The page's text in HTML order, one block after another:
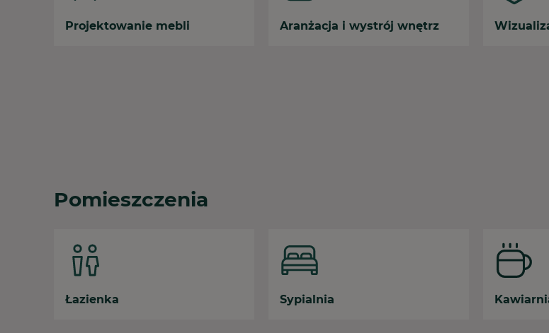
Projektowanie mebli Aranżacja i wystrój wnętrz
Pomieszczenia
Łazienka Sypialnia